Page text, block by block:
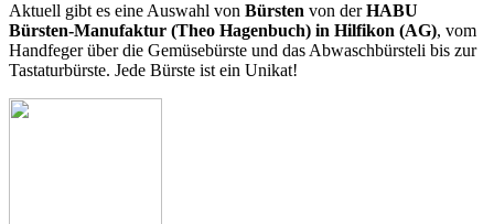
Aktuell gibt es eine Auswahl von Bürsten von derHABU
Bürsten-Manufaktur (Theo Hagenbuch) in Hilfikon (AG), vom
Handfeger über die Gemüsebürste und das Abwaschbürsteli bis zur
Tastaturbürste. Jede Bürste ist ein Unikat!